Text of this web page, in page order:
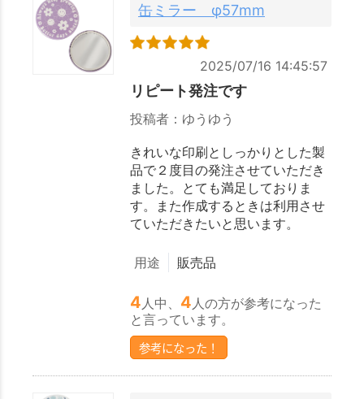
缶ミラー φ57mm
2025/07/16 14:45:57
リピート発注です
投稿者：ゆうゆう
きれいな印刷としっかりとした製
品で２度目の発注させていただき
ました。とても満足しておりま
す。また作成するときは利用させ
ていただきたいと思います。
用途 販売品
4 人中、 4 人の方が参考になった
と言っています。
参考になった！